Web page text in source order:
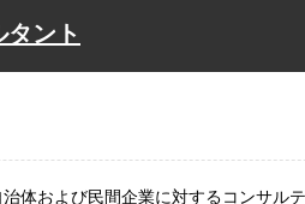
タント
体および民間企業に対するコンサル